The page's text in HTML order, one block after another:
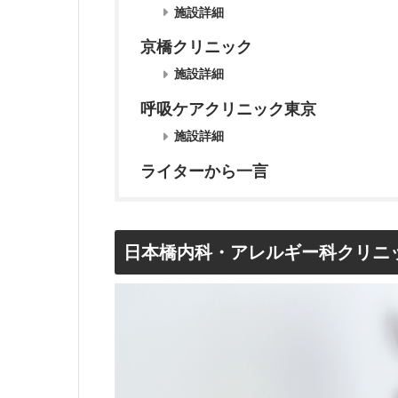
施設詳細
京橋クリニック
施設詳細
呼吸ケアクリニック東京
施設詳細
ライターから一言
日本橋内科・アレルギー科クリニ